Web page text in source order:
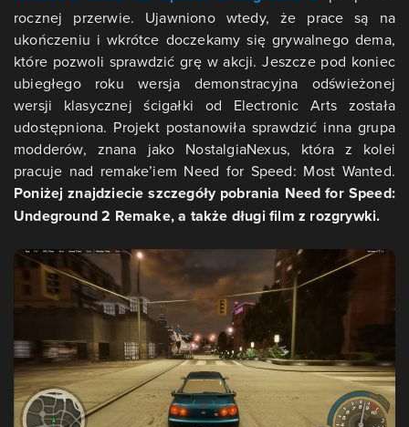
rocznej przerwie. Ujawniono wtedy, że prace są na
ukończeniu i wkrótce doczekamy się grywalnego dema,
które pozwoli sprawdzić grę w akcji. Jeszcze pod koniec
ubiegłego roku wersja demonstracyjna odświeżonej
wersji klasycznej ścigałki od Electronic Arts została
udostępniona. Projekt postanowiła sprawdzić inna grupa
modderów, znana jako NostalgiaNexus, która z kolei
pracuje nad remake’iem Need for Speed: Most Wanted.
Poniżej znajdziecie szczegóły pobrania Need for Speed:
Undeground 2 Remake, a także długi film z rozgrywki.